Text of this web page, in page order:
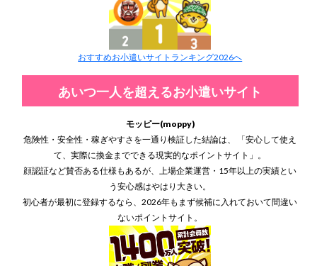
おすすめお小遣いサイトランキング2026へ
あいつ一人を超えるお小遣いサイト
モッピー(moppy)
危険性・安全性・稼ぎやすさを一通り検証した結論は、 「安心して使え
て、実際に換金までできる現実的なポイントサイト」。
顔認証など賛否ある仕様もあるが、上場企業運営・15年以上の実績とい
う安心感はやはり大きい。
初心者が最初に登録するなら、2026年もまず候補に入れておいて間違い
ないポイントサイト。